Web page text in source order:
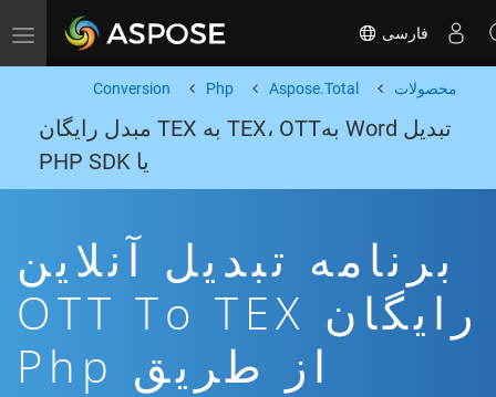
Toggle navigation فارسی
محصولات Aspose.Total
Php
Conversion
تبدیل Word بهTEX، OTT به TEX مبدل رایگان
یا PHP SDK
برنامه تبدیل آنلاین
رایگان OTT To TEX
از طریق Php